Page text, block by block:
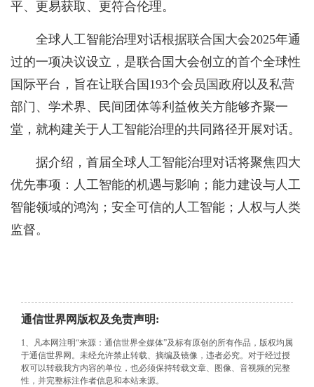
平、更易获取、更符合伦理。
全球人工智能治理对话根据联合国大会2025年通
过的一项决议设立，是联合国大会创立的首个全球性
国际平台，旨在让联合国193个会员国政府以及私营
部门、学术界、民间团体等利益攸关方能够齐聚一
堂，就构建关于人工智能治理的共同路径开展对话。
据介绍，首届全球人工智能治理对话将聚焦四大
优先事项：人工智能的机遇与影响；能力建设与人工
智能领域的鸿沟；安全可信的人工智能；人权与人类
监督。
通信世界网版权及免责声明:
1、凡本网注明“来源：通信世界全媒体”及标有原创的所有作品，版权均属
于通信世界网。未经允许禁止转载、摘编及镜像，违者必究。对于经过授
权可以转载我方内容的单位，也必须保持转载文章、图像、音视频的完整
性，并完整标注作者信息和本站来源。